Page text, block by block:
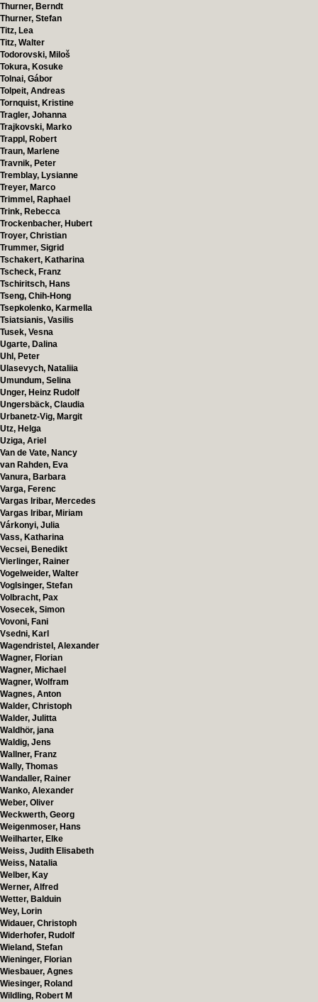
Thurner, Berndt
Thurner, Stefan
Titz, Lea
Titz, Walter
Todorovski, Miloš
Tokura, Kosuke
Tolnai, Gábor
Tolpeit, Andreas
Tornquist, Kristine
Tragler, Johanna
Trajkovski, Marko
Trappl, Robert
Traun, Marlene
Travnik, Peter
Tremblay, Lysianne
Treyer, Marco
Trimmel, Raphael
Trink, Rebecca
Trockenbacher, Hubert
Troyer, Christian
Trummer, Sigrid
Tschakert, Katharina
Tscheck, Franz
Tschiritsch, Hans
Tseng, Chih-Hong
Tsepkolenko, Karmella
Tsiatsianis, Vasilis
Tusek, Vesna
Ugarte, Dalina
Uhl, Peter
Ulasevych, Nataliia
Umundum, Selina
Unger, Heinz Rudolf
Ungersbäck, Claudia
Urbanetz-Vig, Margit
Utz, Helga
Uziga, Ariel
Van de Vate, Nancy
van Rahden, Eva
Vanura, Barbara
Varga, Ferenc
Vargas Iribar, Mercedes
Vargas Iribar, Miriam
Várkonyi, Julia
Vass, Katharina
Vecsei, Benedikt
Vierlinger, Rainer
Vogelweider, Walter
Voglsinger, Stefan
Volbracht, Pax
Vosecek, Simon
Vovoni, Fani
Vsedni, Karl
Wagendristel, Alexander
Wagner, Florian
Wagner, Michael
Wagner, Wolfram
Wagnes, Anton
Walder, Christoph
Walder, Julitta
Waldhör, jana
Waldig, Jens
Wallner, Franz
Wally, Thomas
Wandaller, Rainer
Wanko, Alexander
Weber, Oliver
Weckwerth, Georg
Weigenmoser, Hans
Weilharter, Elke
Weiss, Judith Elisabeth
Weiss, Natalia
Welber, Kay
Werner, Alfred
Wetter, Balduin
Wey, Lorin
Widauer, Christoph
Widerhofer, Rudolf
Wieland, Stefan
Wieninger, Florian
Wiesbauer, Agnes
Wiesinger, Roland
Wildling, Robert M